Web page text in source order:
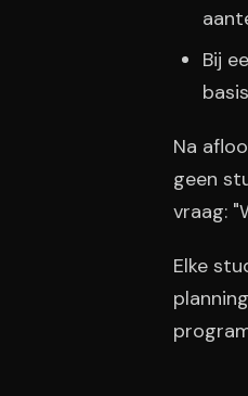
Bij
Na
geen
vraag:
Elke